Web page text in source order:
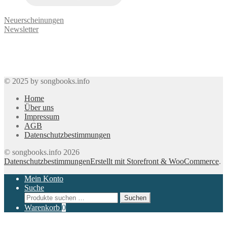
Neuerscheinungen
Newsletter
© 2025 by songbooks.info
Home
Über uns
Impressum
AGB
Datenschutzbestimmungen
© songbooks.info 2026
DatenschutzbestimmungenErstellt mit Storefront & WooCommerce.
Mein Konto
Suche
Suchen
nach:
Suchen
Warenkorb 0